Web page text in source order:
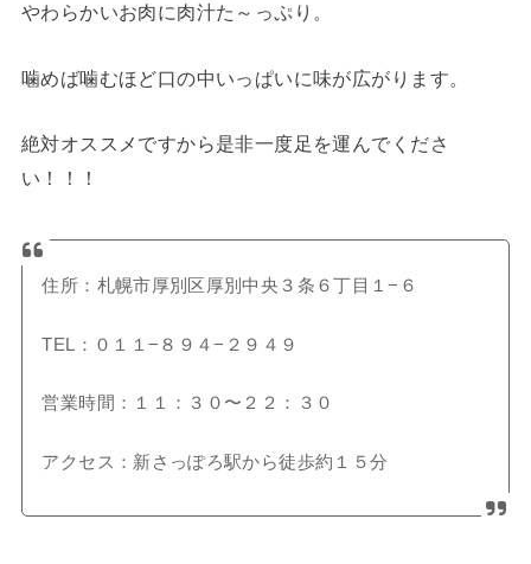
やわらかいお肉に肉汁た～っぷり。
噛めば噛むほど口の中いっぱいに味が広がります。
絶対オススメですから是非一度足を運んでくださ
い！！！
住所：札幌市厚別区厚別中央３条６丁目１−６
TEL：０１１−８９４−２９４９
営業時間：１１：３０〜２２：３０
アクセス：新さっぽろ駅から徒歩約１５分